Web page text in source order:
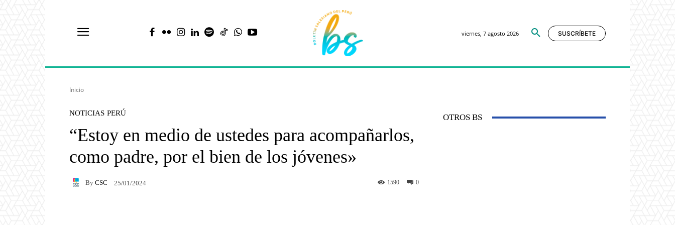
viernes, 7 agosto 2026 SUSCRÍBETE
Inicio
NOTICIAS PERÚ
“Estoy en medio de ustedes para acompañarlos,
como padre, por el bien de los jóvenes»
By CSC 25/01/2024 0
1590
OTROS BS